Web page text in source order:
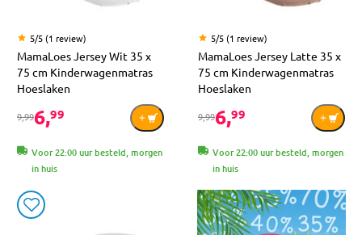
5/5 (1 review)
MamaLoes Jersey Wit 35 x
75 cm Kinderwagenmatras
Hoeslaken
9,996,99
Voor 22:00 uur besteld, morgen
in huis
5/5 (1 review)
MamaLoes Jersey Latte 35 x
75 cm Kinderwagenmatras
Hoeslaken
9,996,99
Voor 22:00 uur besteld, morgen
in huis